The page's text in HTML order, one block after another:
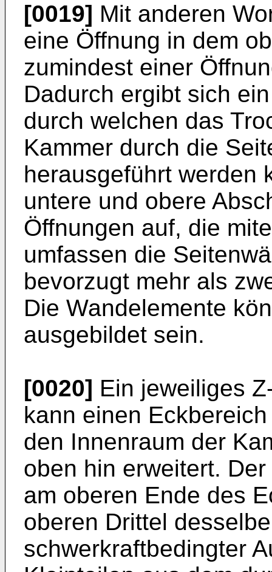
[0019] Mit anderen
eine Öffnung in dem
zumindest einer
Dadurch ergibt sich
durch welchen das
Kammer durch die
herausgeführt werden
untere und obere
Öffnungen auf, die
umfassen die
bevorzugt mehr als
Die Wandelemente
ausgebildet sein.
[0020] Ein jeweiliges
kann einen
den Innenraum der
oben hin erweitert.
am oberen Ende des
oberen Drittel
schwerkraftbedingter